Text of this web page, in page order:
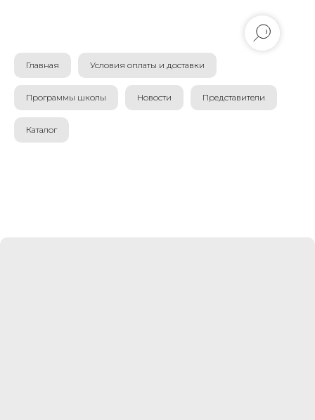
Главная Условия оплаты и доставки
Программы школы Новости Представители
Каталог